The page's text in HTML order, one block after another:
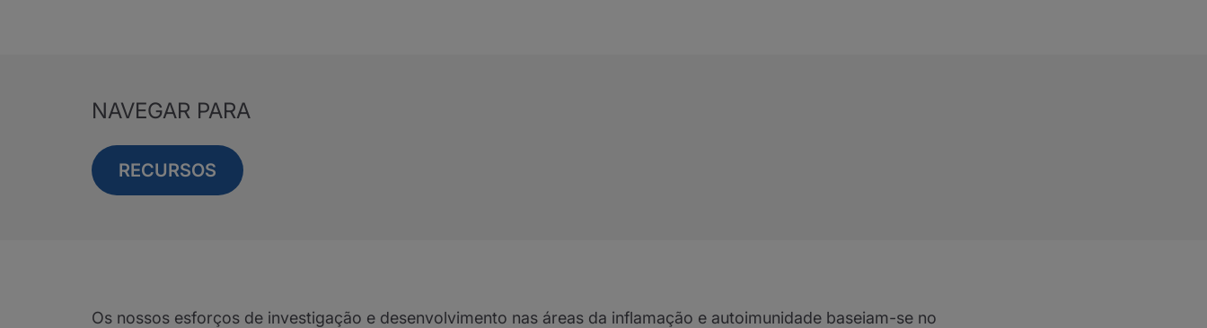
NAVEGAR PARA
RECURSOS
Os nossos esforços de investigação e desenvolvimento nas áreas da inflamação e autoimunidade baseiam-se no